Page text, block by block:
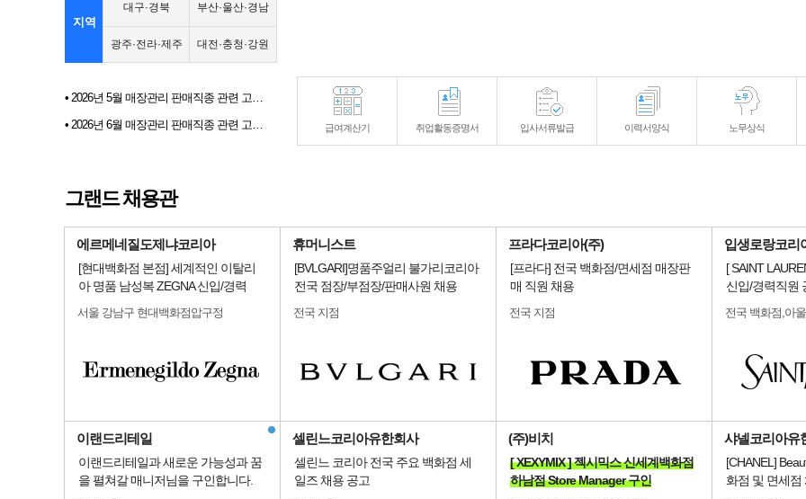
지역
대구·경북
광주·전라·제주
부산·울산·경남
대전·충청·강원
• 2026년 5월 매장관리 판매직종 관련 고용동향
• 2026년 6월 매장관리 판매직종 관련 고용동향
급여계산기 취업활동증명서 입사서류발급 이력서양식 노무상식
그랜드 채용관
에르메네질도제냐코리아
[현대백화점 본점] 세계적인 이탈리
아 명품 남성복 ZEGNA 신입/경력
서울 강남구 현대백화점압구정
휴머니스트
[BVLGARI]명품주얼리 불가리코리아
전국 점장/부점장/판매사원 채용
전국 지점
프라다코리아(주)
[프라다] 전국 백화점/면세점 매장판
매 직원 채용
전국 지점
입생로랑코리
[ SAINT
신입/경력직원
전국 백화점,아
이랜드리테일
이랜드리테일과 새로운 가능성과 꿈
을 펼쳐갈 매니저님을 구인합니다.
셀린느코리아유한회사
셀린느 코리아 전국 주요 백화점 세
일즈 채용 공고
(주)비치
[ XEXYMIX ] 젝시믹스 신세계백화점
하남점 Store Manager 구인
샤넬코리아유
[CHANEL]
화점 및 면세점